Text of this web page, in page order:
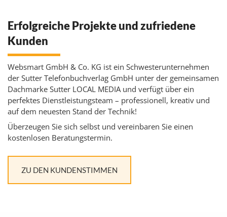
Erfolgreiche Projekte und zufriedene
Kunden
Websmart​ GmbH & Co. KG ist ein Schwesterunternehmen
der Sutter Telefonbuchverlag GmbH unter der gemeinsamen
Dachmarke Sutter LOCAL MEDIA und verfügt über ein
perfektes Dienstleistungsteam – professionell, kreativ und
auf dem neuesten Stand der Technik!
Überzeugen Sie sich selbst und vereinbaren Sie einen
kostenlosen Beratungstermin.
ZU DEN KUNDENSTIMMEN